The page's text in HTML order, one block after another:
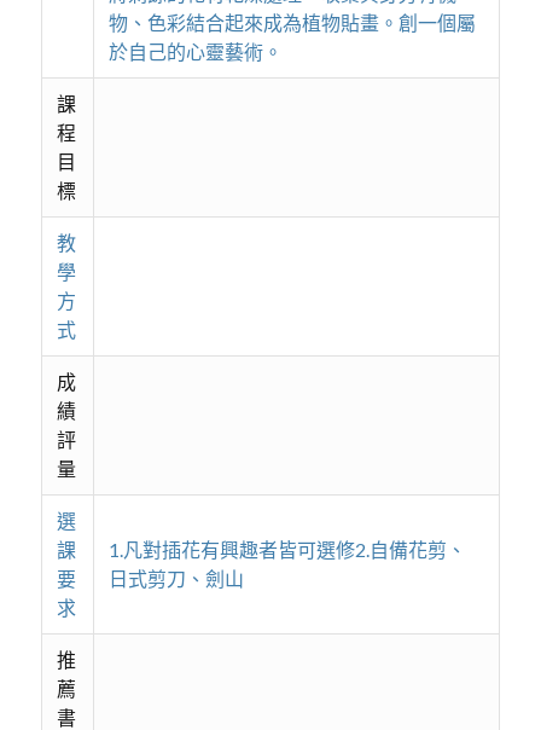
物、色彩結合起來成為植物貼畫。創一個屬
於自己的心靈藝術。
課
程
目
標
教
學
方
式
成
績
評
量
選
課
要
求
1.凡對插花有興趣者皆可選修2.自備花剪、
日式剪刀、劍山
推
薦
書